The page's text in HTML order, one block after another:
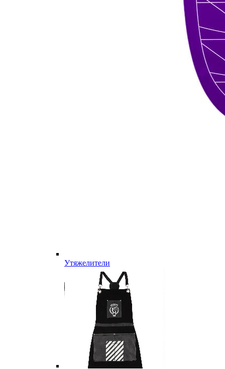
Утяжелители